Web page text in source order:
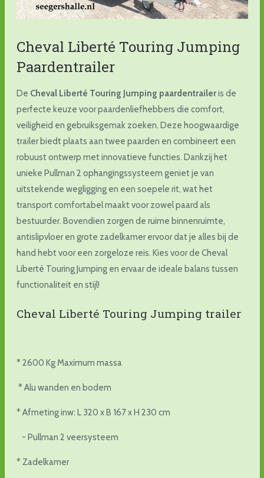
Cheval Liberté Touring Jumping
Paardentrailer
De Cheval Liberté Touring Jumping paardentraileris de
perfecte keuze voor paardenliefhebbers die comfort,
veiligheid en gebruiksgemak zoeken. Deze hoogwaardige
trailer biedt plaats aan twee paarden en combineert een
robuust ontwerp met innovatieve functies. Dankzij het
unieke Pullman 2 ophangingssysteem geniet je van
uitstekende wegligging en een soepele rit, wat het
transport comfortabel maakt voor zowel paard als
bestuurder. Bovendien zorgen de ruime binnenruimte,
antislipvloer en grote zadelkamer ervoor dat je alles bij de
hand hebt voor een zorgeloze reis. Kies voor de Cheval
Liberté Touring Jumping en ervaar de ideale balans tussen
functionaliteit en stijl!
Cheval Liberté Touring Jumping trailer
* 2600 Kg Maximum massa
* Alu wanden en bodem
* Afmeting inw: L 320 x B 167 x H 230 cm
- Pullman 2 veersysteem
* Zadelkamer